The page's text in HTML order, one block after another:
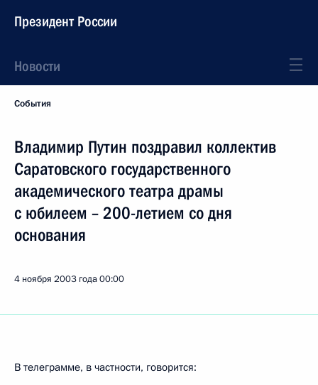
Президент России
Новости
События
Владимир Путин поздравил коллектив
Саратовского государственного
академического театра драмы
с юбилеем – 200-летием со дня
основания
4 ноября 2003 года00:00
В телеграмме, в частности, говорится: